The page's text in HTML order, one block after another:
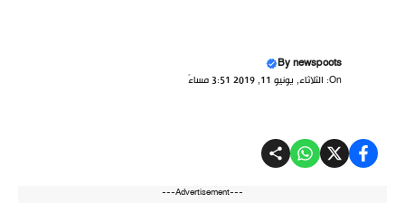
Bynewspoots
On: الثلاثاء, يونيو 11, 2019 3:51 مساءً
---Advertisement---